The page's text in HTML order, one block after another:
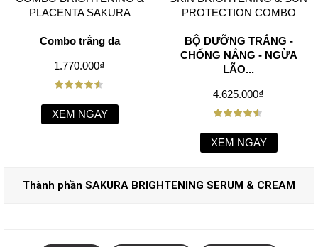
PLACENTA SAKURA
Combo trắng da
1.770.000₫
XEM NGAY
PROTECTION COMBO
BỘ DƯỠNG TRẮNG -
CHỐNG NẮNG - NGỪA
LÃO...
4.625.000₫
XEM NGAY
Thành phần SAKURA BRIGHTENING SERUM & CREAM